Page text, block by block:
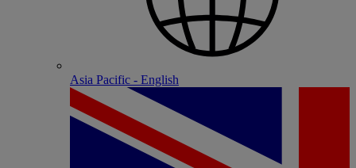
Asia Pacific - English